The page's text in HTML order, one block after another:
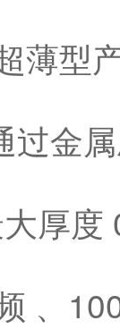
薄型
过金
大厚
、